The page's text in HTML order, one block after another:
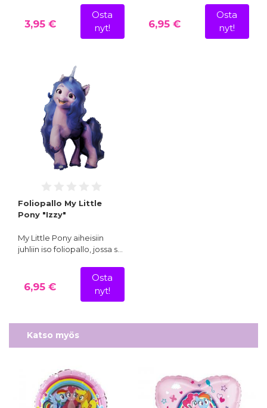
3,95 €
Osta
nyt!
6,95 €
Osta
nyt!
Foliopallo My Little
Pony "Izzy"
My Little Pony aiheisiin
juhliin iso foliopallo, jossa s…
6,95 €
Osta
nyt!
Katso myös